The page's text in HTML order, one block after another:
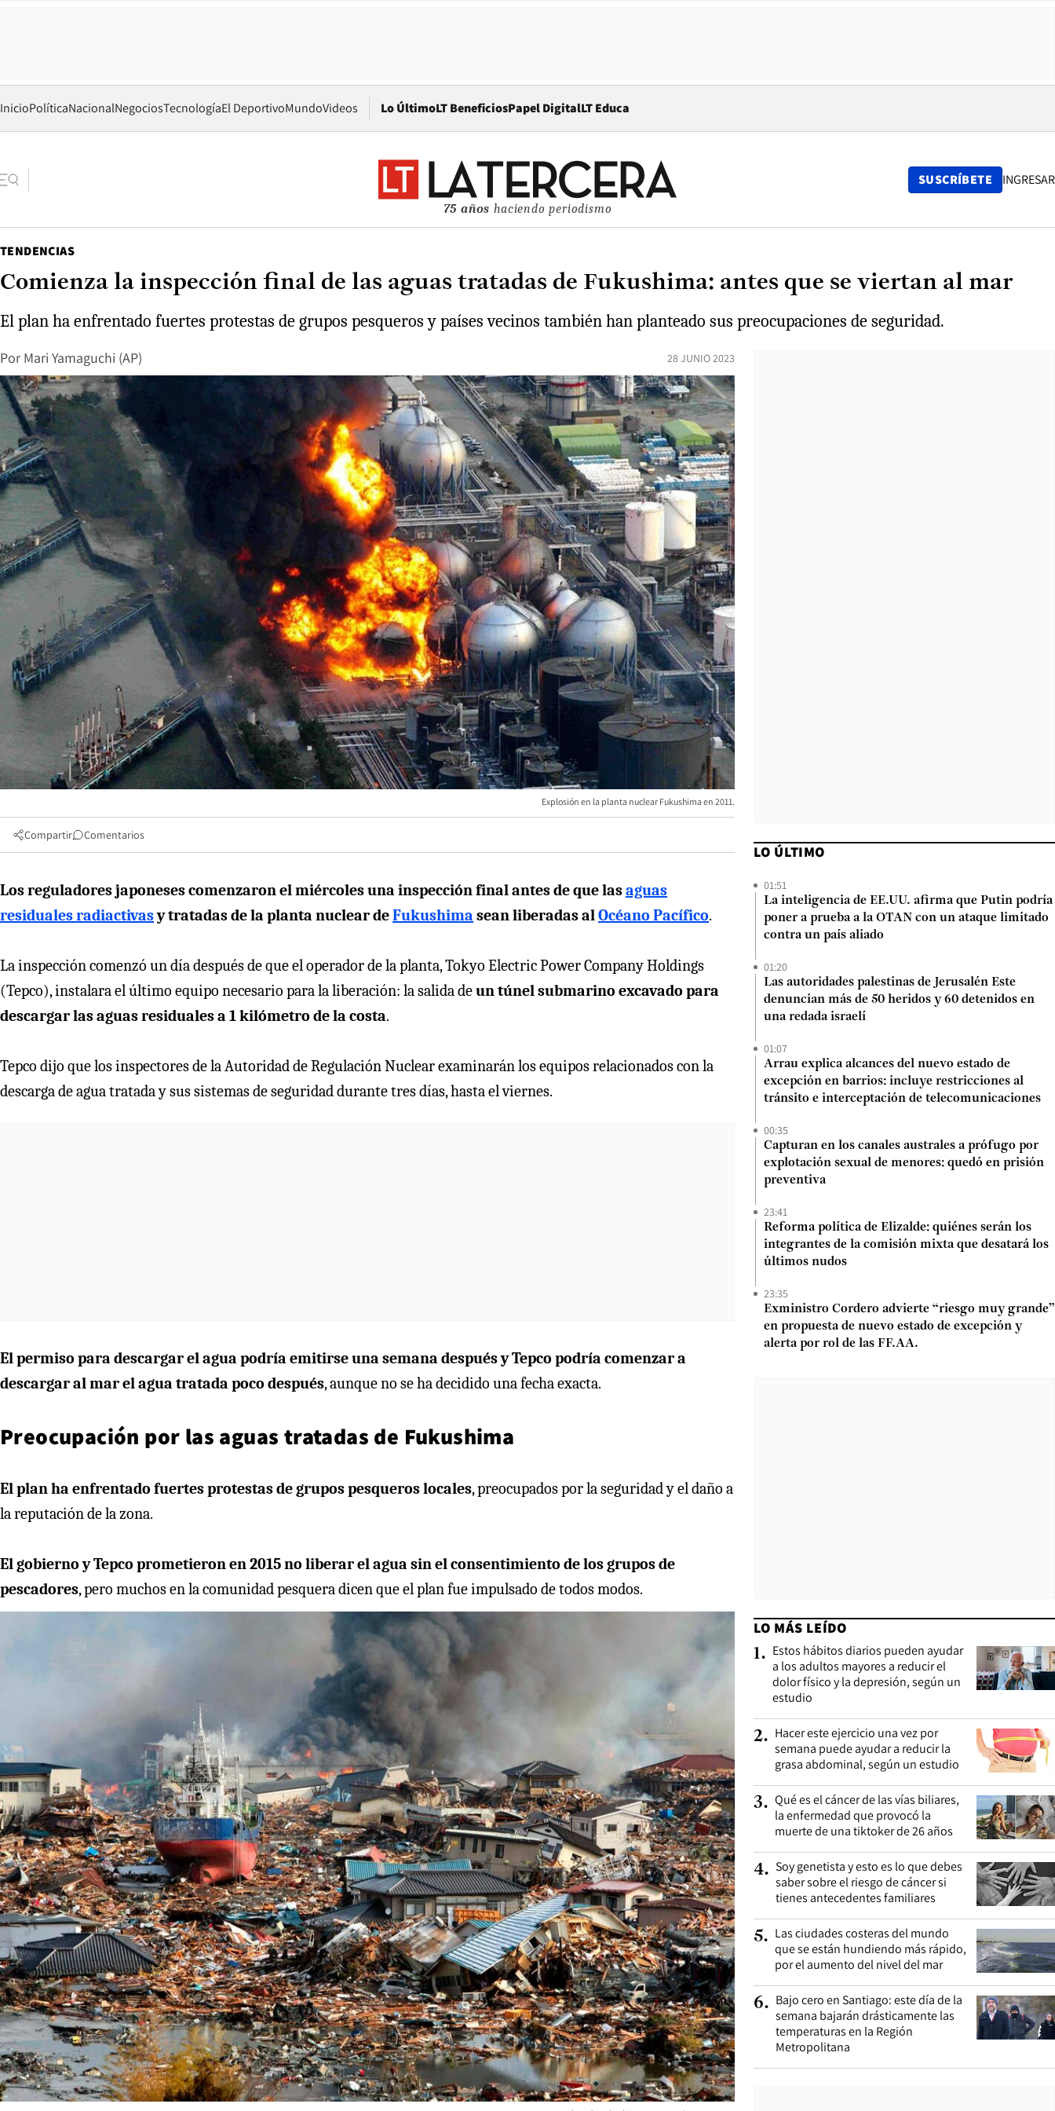
InicioPolíticaNacionalNegociosTecnologíaEl DeportivoMundoVideos Lo ÚltimoLT BeneficiosPapel DigitalOpens in new window
LT Educa
75 años haciendo periodismo
SUSCRÍBETE INGRESAR
TENDENCIAS
Comienza la inspección final de las aguas tratadas de Fukushima: antes que se viertan al mar
El plan ha enfrentado fuertes protestas de grupos pesqueros y países vecinos también han planteado sus preocupaciones de seguridad.
Por Mari Yamaguchi (AP) 28 JUNIO 2023
Explosión en la planta nuclear Fukushima en 2011.
Compartir Comentarios
Los reguladores japoneses comenzaron el miércoles una inspección final antes de que lasaguas
residuales radiactivasy tratadas de la planta nuclear deFukushima sean liberadas alOcéano Pacífico.
La inspección comenzó un día después de que el operador de la planta, Tokyo Electric Power Company Holdings
(Tepco), instalara el último equipo necesario para la liberación: la salida deun túnel submarino excavado para
descargar las aguas residuales a 1 kilómetro de la costa.
Tepco dijo que los inspectores de la Autoridad de Regulación Nuclear examinarán los equipos relacionados con la
descarga de agua tratada y sus sistemas de seguridad durante tres días, hasta el viernes.
El permiso para descargar el agua podría emitirse una semana después y Tepco podría comenzar a
descargar al mar el agua tratada poco después, aunque no se ha decidido una fecha exacta.
Preocupación por las aguas tratadas de Fukushima
El plan ha enfrentado fuertes protestas de grupos pesqueros locales, preocupados por la seguridad y el daño a
la reputación de la zona.
El gobierno y Tepco prometieron en 2015 no liberar el agua sin el consentimiento de los grupos de
pescadores, pero muchos en la comunidad pesquera dicen que el plan fue impulsado de todos modos.
LO ÚLTIMO
01:51
La inteligencia de EE.UU. afirma que Putin podría
poner a prueba a la OTAN con un ataque limitado
contra un país aliado
01:20
Las autoridades palestinas de Jerusalén Este
denuncian más de 50 heridos y 60 detenidos en
una redada israelí
01:07
Arrau explica alcances del nuevo estado de
excepción en barrios: incluye restricciones al
tránsito e interceptación de telecomunicaciones
00:35
Capturan en los canales australes a prófugo por
explotación sexual de menores: quedó en prisión
preventiva
23:41
Reforma política de Elizalde: quiénes serán los
integrantes de la comisión mixta que desatará los
últimos nudos
23:35
Exministro Cordero advierte “riesgo muy grande”
en propuesta de nuevo estado de excepción y
alerta por rol de las FF.AA.
LO MÁS LEÍDO
1. Estos hábitos diarios pueden ayudar
a los adultos mayores a reducir el
dolor físico y la depresión, según un
estudio
2. Hacer este ejercicio una vez por
semana puede ayudar a reducir la
grasa abdominal, según un estudio
3. Qué es el cáncer de las vías biliares,
la enfermedad que provocó la
muerte de una tiktoker de 26 años
4. Soy genetista y esto es lo que debes
saber sobre el riesgo de cáncer si
tienes antecedentes familiares
5. Las ciudades costeras del mundo
que se están hundiendo más rápido,
por el aumento del nivel del mar
6. Bajo cero en Santiago: este día de la
semana bajarán drásticamente las
temperaturas en la Región
Metropolitana